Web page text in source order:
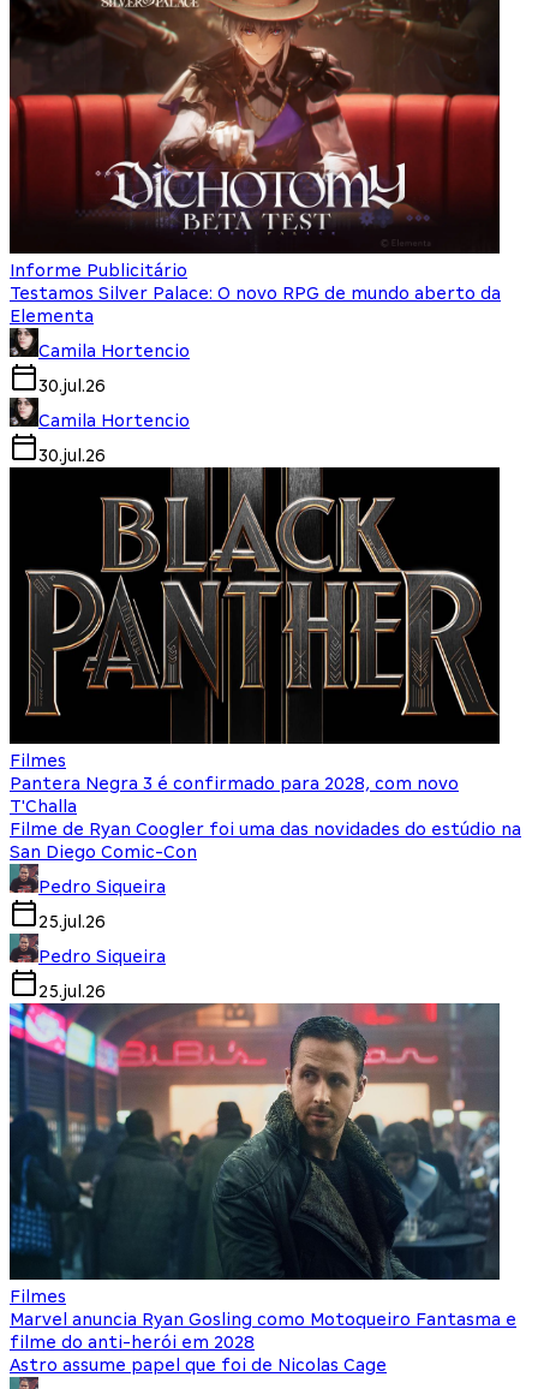
Informe Publicitário
Testamos Silver Palace: O novo RPG de mundo aberto da
Elementa
Camila Hortencio
30.jul.26
Camila Hortencio
30.jul.26
Filmes
Pantera Negra 3 é confirmado para 2028, com novo
T'Challa
Filme de Ryan Coogler foi uma das novidades do estúdio na
San Diego Comic-Con
Pedro Siqueira
25.jul.26
Pedro Siqueira
25.jul.26
Filmes
Marvel anuncia Ryan Gosling como Motoqueiro Fantasma e
filme do anti-herói em 2028
Astro assume papel que foi de Nicolas Cage